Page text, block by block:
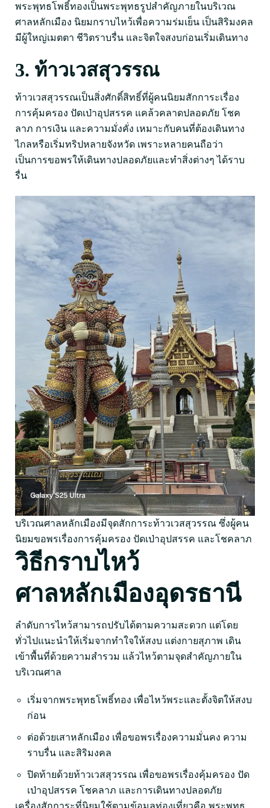
พระพุทธโพธิ์ทองเป็นพระพุทธรูปสำคัญภายในบริเวณ
ศาลหลักเมือง นิยมกราบไหว้เพื่อความร่มเย็น เป็นสิริมงคล
มีผู้ใหญ่เมตตา ชีวิตราบรื่น และจิตใจสงบก่อนเริ่มเดินทาง
3. ท้าวเวสสุวรรณ
ท้าวเวสสุวรรณเป็นสิ่งศักดิ์สิทธิ์ที่ผู้คนนิยมสักการะเรื่อง
การคุ้มครอง ปัดเป่าอุปสรรค แคล้วคลาดปลอดภัย โชค
ลาภ การเงิน และความมั่งคั่ง เหมาะกับคนที่ต้องเดินทาง
ไกลหรือเริ่มทริปหลายจังหวัด เพราะหลายคนถือว่า
เป็นการขอพรให้เดินทางปลอดภัยและทำสิ่งต่างๆ ได้ราบ
รื่น
บริเวณศาลหลักเมืองมีจุดสักการะท้าวเวสสุวรรณ ซึ่งผู้คน
นิยมขอพรเรื่องการคุ้มครอง ปัดเป่าอุปสรรค และโชคลาภ
วิธีกราบไหว้
ศาลหลักเมืองอุดรธานี
ลำดับการไหว้สามารถปรับได้ตามความสะดวก แต่โดย
ทั่วไปแนะนำให้เริ่มจากทำใจให้สงบ แต่งกายสุภาพ เดิน
เข้าพื้นที่ด้วยความสำรวม แล้วไหว้ตามจุดสำคัญภายใน
บริเวณศาล
เริ่มจากพระพุทธโพธิ์ทอง เพื่อไหว้พระและตั้งจิตให้สงบ
ก่อน
ต่อด้วยเสาหลักเมือง เพื่อขอพรเรื่องความมั่นคง ความ
ราบรื่น และสิริมงคล
ปิดท้ายด้วยท้าวเวสสุวรรณ เพื่อขอพรเรื่องคุ้มครอง ปัด
เป่าอุปสรรค โชคลาภ และการเดินทางปลอดภัย
เครื่องสักการะที่นิยมใช้ตามข้อมูลท่องเที่ยวคือ พระพุทธ